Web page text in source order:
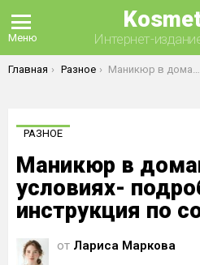
Меню Интернет-
Вы здесь:
Главная Разное Маникюр в домашних условиях- подробная инструкция по созданию
РАЗНОЕ
Маникюр в
условиях-
инструкция по
от Лариса Маркова